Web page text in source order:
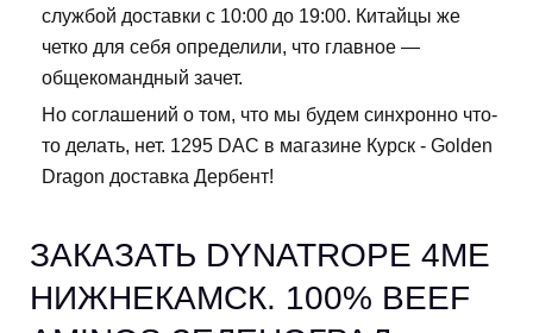
службой доставки с 10:00 до 19:00. Китайцы же
четко для себя определили, что главное —
общекомандный зачет.
Но соглашений о том, что мы будем синхронно что-
то делать, нет. 1295 DAC в магазине Курск - Golden
Dragon доставка Дербент!
ЗАКАЗАТЬ DYNATROPE 4ME
НИЖНЕКАМСК. 100% BEEF